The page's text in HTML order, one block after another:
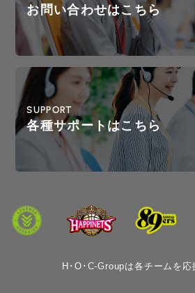
お問い合わせはこちら
SUPPORT
各種サポートはこちら
H･O･C-Groupは各チームを応